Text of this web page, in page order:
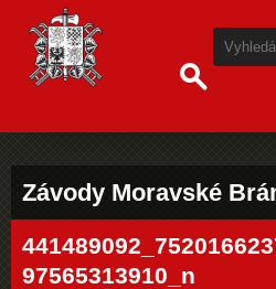
Závody Moravské
97565313910_n